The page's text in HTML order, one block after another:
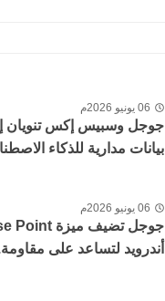
06 يونيو 2026م
جوجل وسبيس إكس تنويان
بيانات مدارية للذكاء
06 يونيو 2026م
أندرويد لتساعد على